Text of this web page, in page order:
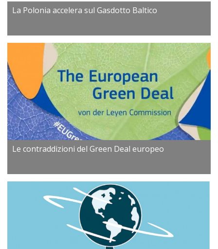
La Polonia accelera sul Gasdotto Baltico
Le contraddizioni del Green Deal europeo